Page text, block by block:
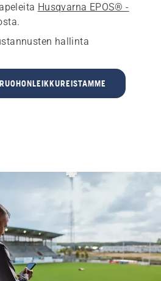
Husqvarna EPOS® -
hallinta